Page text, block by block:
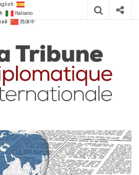
Italiano
简体中
La Tribune
Diplomatique